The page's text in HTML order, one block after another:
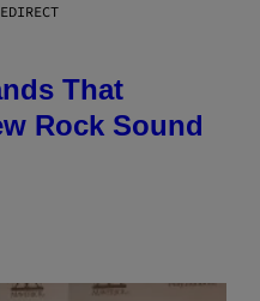
That
Rock Sound